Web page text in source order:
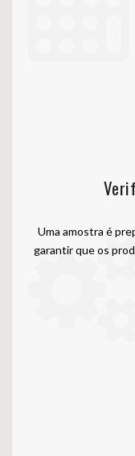
Uma amostra é
garantir que os